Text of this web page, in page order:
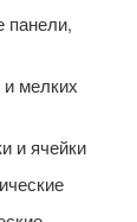
панели,
мелких
и ячейки